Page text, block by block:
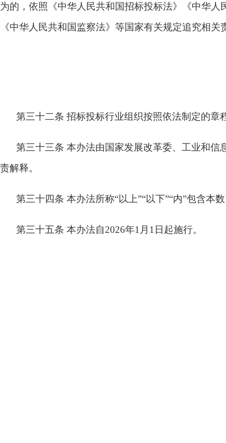
为的，依照《中华人民共和国招标投标法》《中华
《中华人民共和国监察法》等国家有关规定追究相
第三十二条 招标投标行业组织按照依法制定的章
第三十三条 本办法由国家发展改革委、工业和信
责解释。
第三十四条 本办法所称“以上”“以下”“内”包含本
第三十五条 本办法自2026年1月1日起施行。